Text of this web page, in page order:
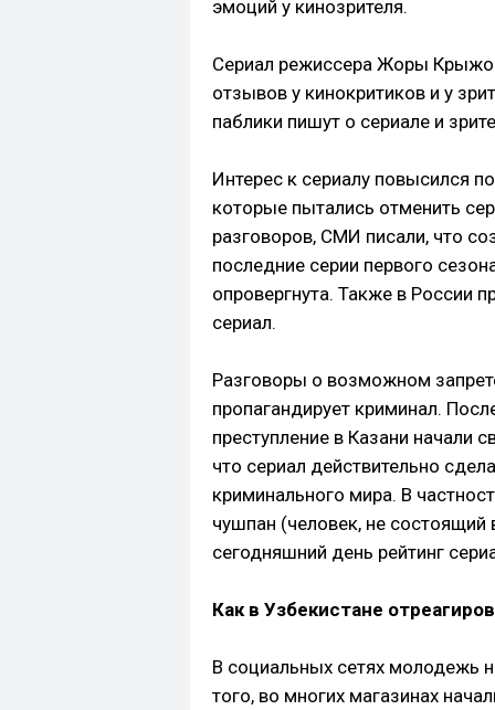
эмоций у кинозрителя.
Сериал режиссера Жоры
отзывов у кинокритиков и у
паблики пишут о сериале и
Интерес к сериалу повысился
которые пытались отменить
разговоров, СМИ писали, что
последние серии первого
опровергнута. Также в России
сериал.
Разговоры о возможном
пропагандирует криминал.
преступление в Казани начали
что сериал действительно
криминального мира. В
чушпан (человек, не состоящий
сегодняшний день рейтинг
Как в Узбекистане
В социальных сетях молодежь
того, во многих магазинах